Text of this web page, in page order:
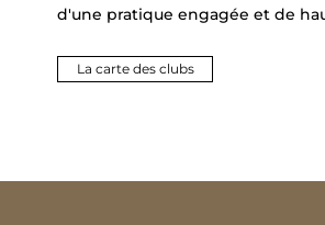
d'une pratique engagée et de
La carte des clubs